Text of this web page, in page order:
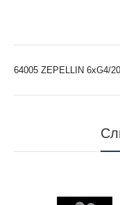
64005 ZEPELLIN 6xG4/